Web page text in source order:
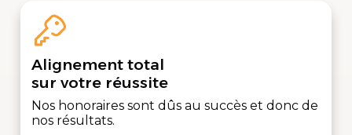
Alignement total
sur votre réussite
Nos honoraires sont dûs au succès et donc de
nos résultats.